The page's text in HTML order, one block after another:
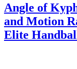
Angle of
and Motion
Elite